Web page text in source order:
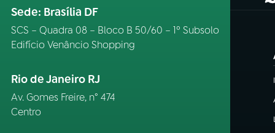
Sede: Brasília DF
SCS – Quadra 08 – Bloco B 50/60 – 1º Subsolo
Edifício Venâncio Shopping
Rio de Janeiro RJ
Av. Gomes Freire, n° 474
Centro